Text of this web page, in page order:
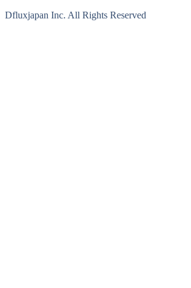
Dfluxjapan Inc. All Rights Reserved